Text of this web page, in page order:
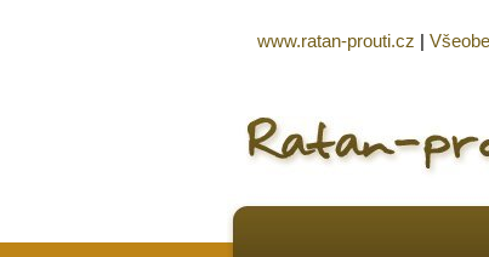
www.ratan-prouti.cz |